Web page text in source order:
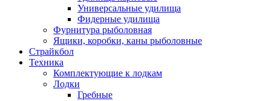
Универсальные удилища
Фидерные удилища
Фурнитура рыболовная
Ящики, коробки, каны рыболовные
Страйкбол
Техника
Комплектующие к лодкам
Лодки
Гребные